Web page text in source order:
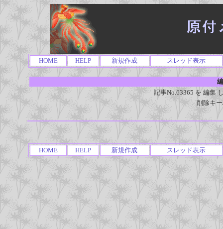
HOME HELP 新規作成 スレッド表示
記事No.63365 を 編集
削除キ
HOME HELP 新規作成 スレッド表示